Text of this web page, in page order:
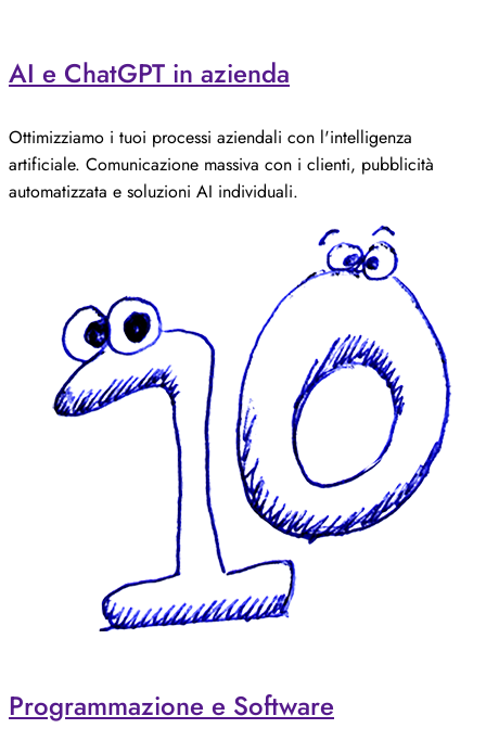
AI e ChatGPT in azienda
Ottimizziamo i tuoi processi aziendali con l'intelligenza
artificiale. Comunicazione massiva con i clienti, pubblicità
automatizzata e soluzioni AI individuali.
Programmazione e Software